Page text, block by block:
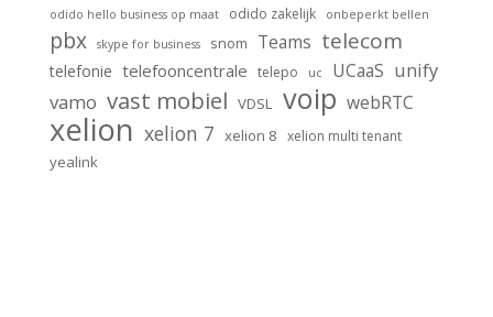
odido hello business op maat odido zakelijk onbeperkt bellen
pbx skype for business snom Teams telecom
telefonie telefooncentrale telepo uc UCaaS unify
vamo vast mobiel VDSL voip webRTC
xelion xelion 7 xelion 8 xelion multi tenant
yealink